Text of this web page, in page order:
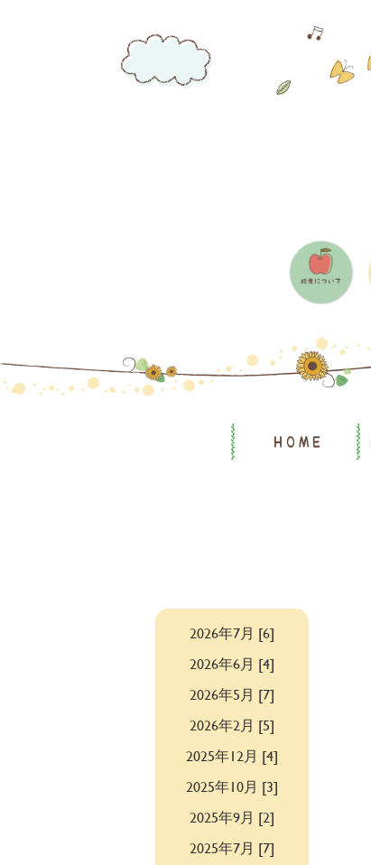
HOME
2026年7月 [6]
2026年6月 [4]
2026年5月 [7]
2026年2月 [5]
2025年12月 [4]
2025年10月 [3]
2025年9月 [2]
2025年7月 [7]